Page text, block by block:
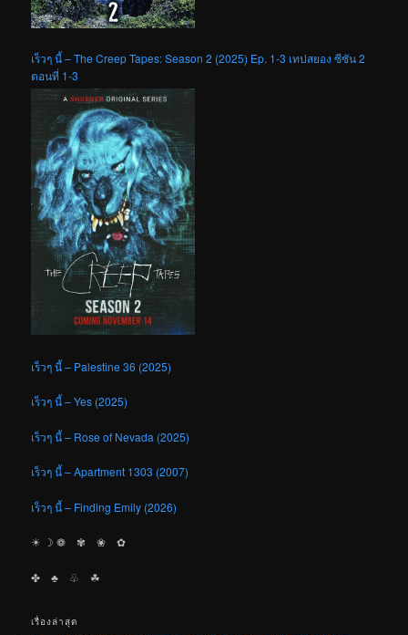
เร็วๆ นี้ – The Creep Tapes: Season 2 (2025) Ep. 1-3 เทปสยอง ซีซัน 2
ตอนที่ 1-3
เร็วๆ นี้ – Palestine 36 (2025)
เร็วๆ นี้ – Yes (2025)
เร็วๆ นี้ – Rose of Nevada (2025)
เร็วๆ นี้ – Apartment 1303 (2007)
เร็วๆ นี้ – Finding Emily (2026)
☀︎ ☽ ❁ ✾ ❀ ✿
✤ ♣︎ ♧ ☘︎
เรื่องล่าสุด